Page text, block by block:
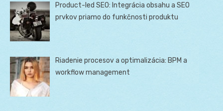
Product-led SEO: Integrácia obsahu a SEO
prvkov priamo do funkčnosti produktu
Riadenie procesov a optimalizácia: BPM a
workflow management